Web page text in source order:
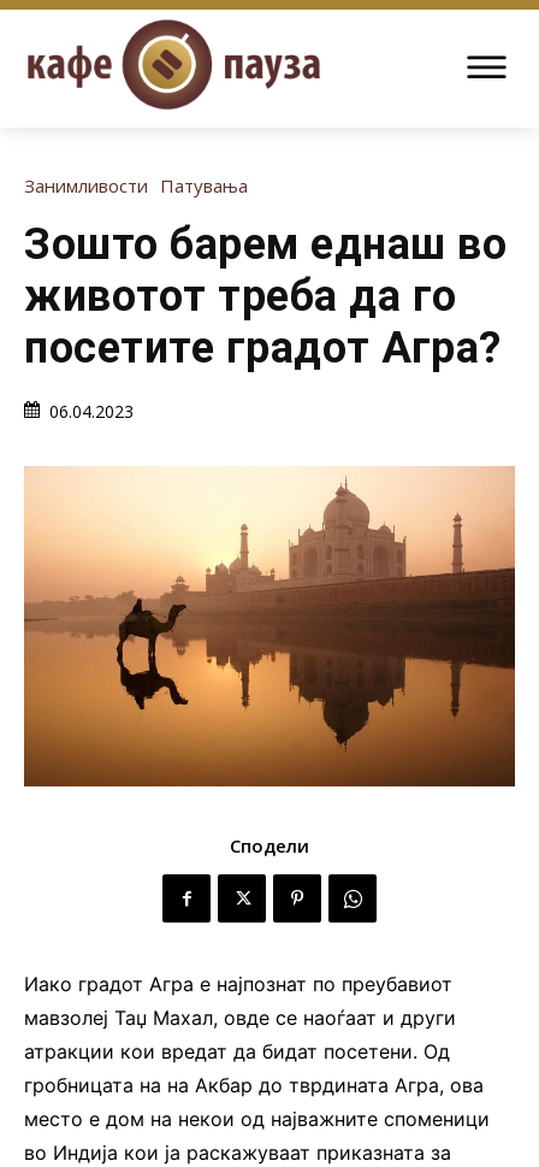
Занимливости Патувања
Зошто барем еднаш во
животот треба да го
посетите градот Агра?
06.04.2023
Сподели
Иако градот Агра е најпознат по преубавиот
мавзолеј Таџ Махал, овде се наоѓаат и други
атракции кои вредат да бидат посетени. Од
гробницата на на Акбар до тврдината Агра, ова
место е дом на некои од најважните споменици
во Индија кои ја раскажуваат приказната за